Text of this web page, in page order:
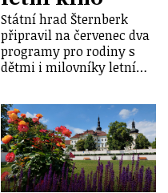
Státní hrad Šternberk
připravil na červenec dva
programy pro rodiny s
dětmi i milovníky letní…